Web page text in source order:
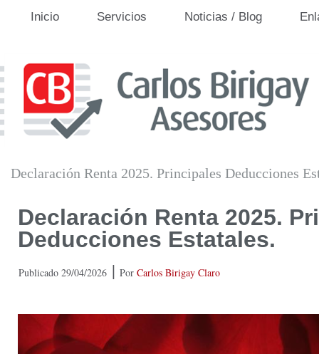
Inicio Servicios Noticias / Blog
Declaración Renta 2025. Principales Deducciones
Declaración Renta 2025.
Deducciones Estatales.
Publicado 29/04/2026 | Por Carlos Birigay Claro